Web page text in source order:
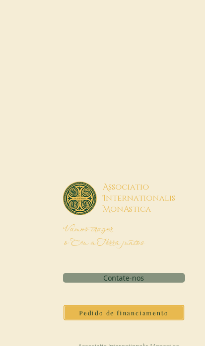
Associatio
Internationalis
MonAstica
Vamos trazer
o Céu à Terra juntos
Contate-nos
Pedido de financiamento